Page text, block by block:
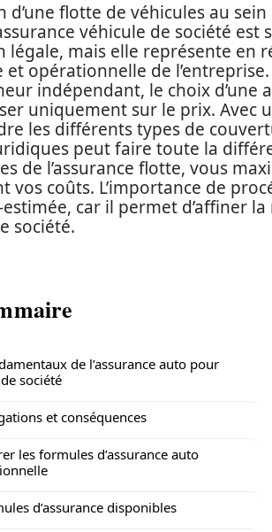
d’une flotte de véhicules au
véhicule de société
légale, mais elle représente en
opérationnelle de
indépendant, le choix d’une
uniquement sur le prix. Avec
les différents types de
peut faire toute la
de l’assurance flotte, vous
vos coûts. L’importance de
car il permet d’affiner
société.
de l’assurance auto pour
société
et conséquences
les formules d’assurance auto
d’assurance disponibles